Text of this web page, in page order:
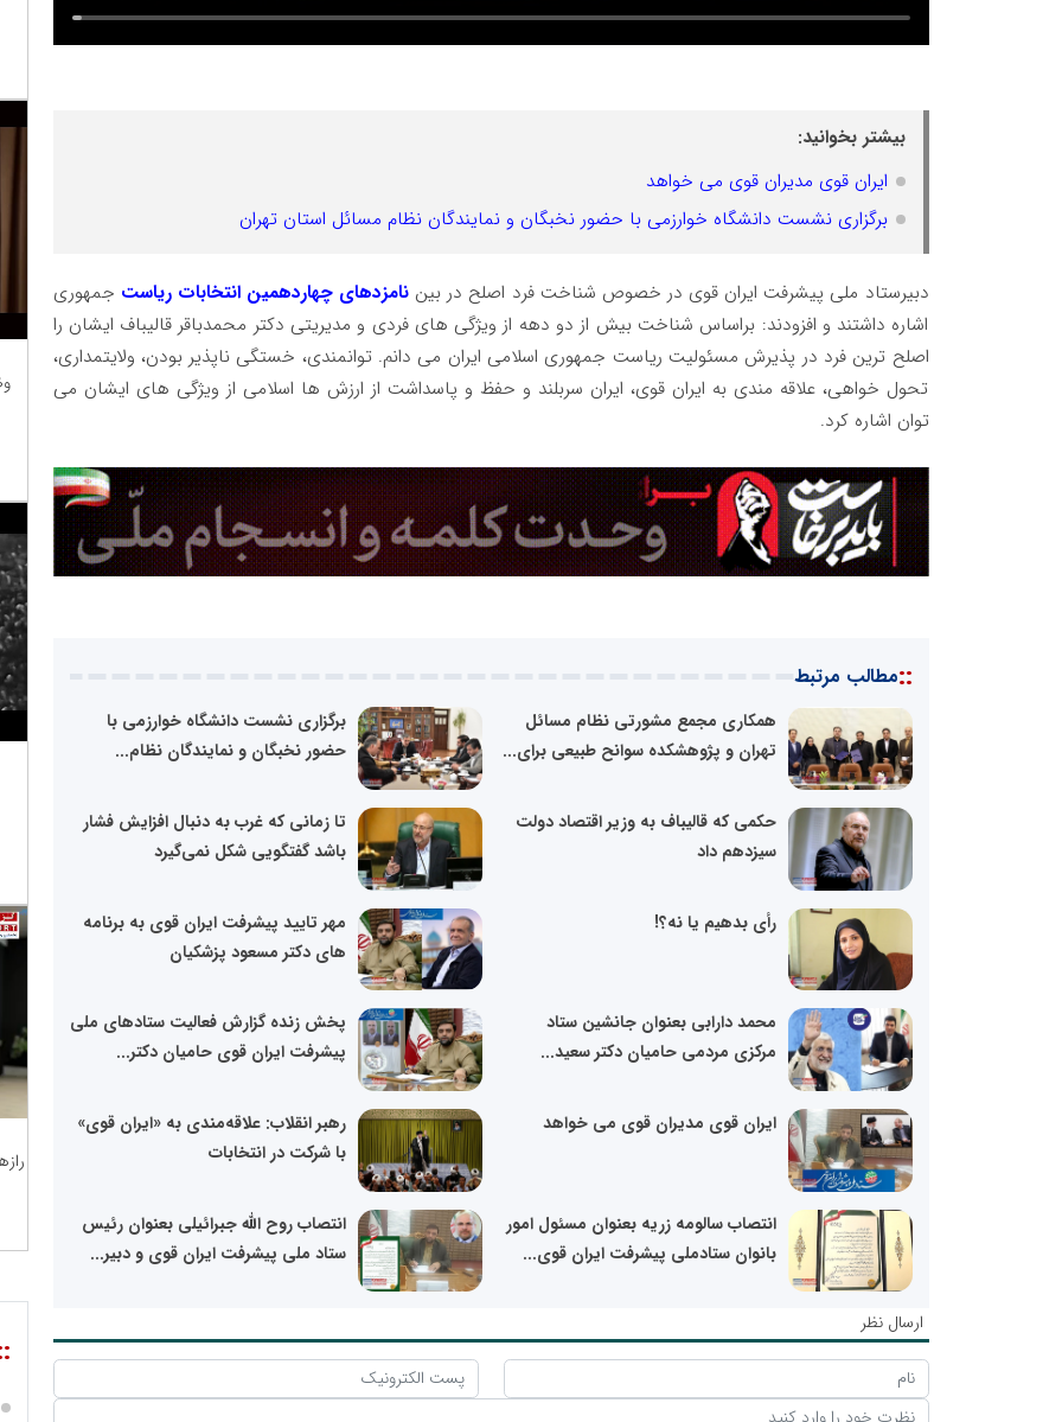
بیشتر بخوانید:
ایران قوی مدیران قوی می خواهد
برگزاری نشست دانشگاه خوارزمی با حضور نخبگان و نمایندگان نظام مسائل استان تهران
دبیرستاد ملی پیشرفت ایران قوی در خصوص شناخت فرد اصلح در بین نامزدهای چهاردهمین انتخابات ریاست جمهوری
اشاره داشتند و افزودند: براساس شناخت بیش از دو دهه از ویژگی های فردی و مدیریتی دکتر محمدباقر قالیباف ایشان را
اصلح ترین فرد در پذیرش مسئولیت ریاست جمهوری اسلامی ایران می دانم. توانمندی، خستگی ناپذیر بودن، ولایتمداری،
تحول خواهی، علاقه مندی به ایران قوی، ایران سربلند و حفظ و پاسداشت از ارزش ها اسلامی از ویژگی های ایشان می
توان اشاره کرد.
::مطالب مرتبط
همکاری مجمع مشورتی نظام مسائل
تهران و پژوهشکده سوانح طبیعی برای...
برگزاری نشست دانشگاه خوارزمی با
حضور نخبگان و نمایندگان نظام...
حکمی که قالیباف به وزیر اقتصاد دولت
سیزدهم داد
تا زمانی که غرب به دنبال افزایش فشار
باشد گفتگویی شکل نمی‌گیرد
رأی بدهیم یا نه؟!
مهر تایید پیشرفت ایران قوی به برنامه
های دکتر مسعود پزشکیان
محمد دارابی بعنوان جانشین ستاد
مرکزی مردمی حامیان دکتر سعید...
پخش زنده گزارش فعالیت ستادهای ملی
پیشرفت ایران قوی حامیان دکتر...
ایران قوی مدیران قوی می خواهد
رهبر انقلاب: علاقه‌مندی به «ایران قوی»
با شرکت در انتخابات
انتصاب سالومه زریه بعنوان مسئول امور
بانوان ستادملی پیشرفت ایران قوی...
انتصاب روح الله جبرائیلی بعنوان رئیس
ستاد ملی پیشرفت ایران قوی و دبیر...
ارسال نظر